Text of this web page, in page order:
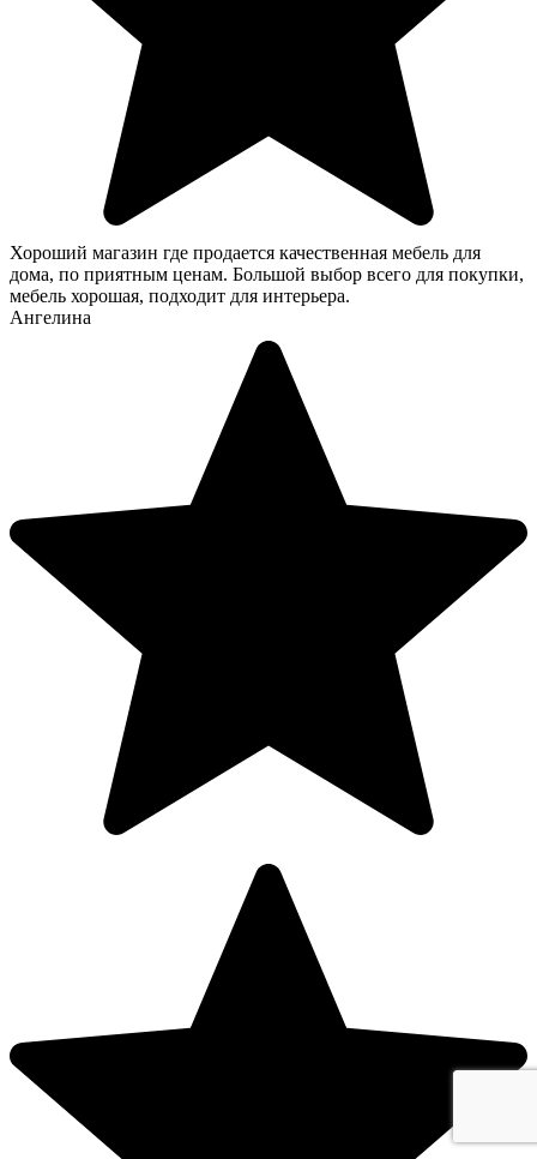
Хороший магазин где продается качественная мебель для
дома, по приятным ценам. Большой выбор всего для покупки,
мебель хорошая, подходит для интерьера.
Ангелина